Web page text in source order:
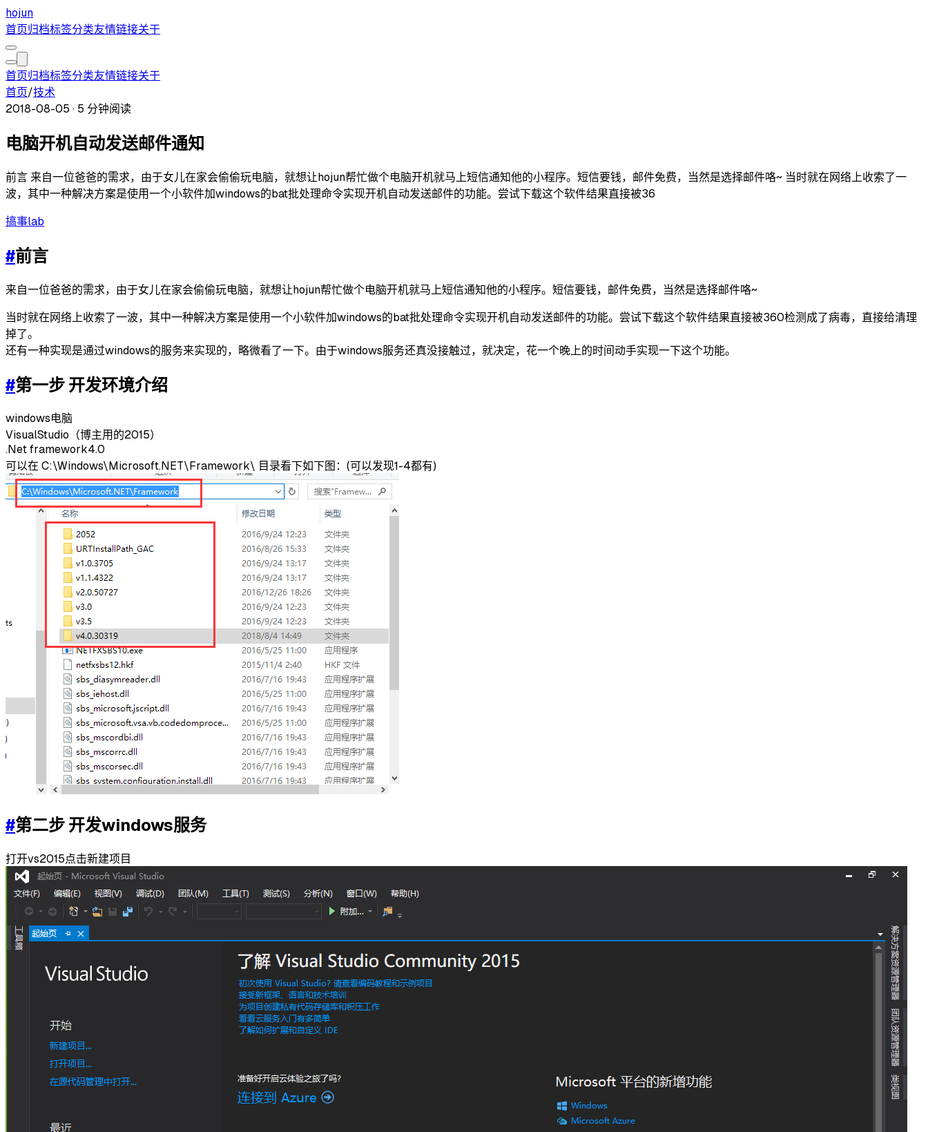
hojun
首页归档标签分类友情链接关于
首页归档标签分类友情链接关于
首页/技术
2018-08-05 · 5 分钟阅读
电脑开机自动发送邮件通知
前言 来自一位爸爸的需求，由于女儿在家会偷偷玩电脑，就想让hojun帮忙做个电脑开机就马上短信通知他的小程序。短信要钱，邮件免费，当然是选择邮件咯~ 当时就在网络上收索了一
波，其中一种解决方案是使用一个小软件加windows的bat批处理命令实现开机自动发送邮件的功能。尝试下载这个软件结果直接被36
搞事lab
#前言
来自一位爸爸的需求，由于女儿在家会偷偷玩电脑，就想让hojun帮忙做个电脑开机就马上短信通知他的小程序。短信要钱，邮件免费，当然是选择邮件咯~
当时就在网络上收索了一波，其中一种解决方案是使用一个小软件加windows的bat批处理命令实现开机自动发送邮件的功能。尝试下载这个软件结果直接被360检测成了病毒，直接给清理
掉了。
还有一种实现是通过windows的服务来实现的，略微看了一下。由于windows服务还真没接触过，就决定，花一个晚上的时间动手实现一下这个功能。
#第一步 开发环境介绍
windows电脑
VisualStudio（博主用的2015）
.Net framework4.0
可以在 C:\Windows\Microsoft.NET\Framework\ 目录看下如下图：(可以发现1-4都有)
#第二步 开发windows服务
打开vs2015点击新建项目